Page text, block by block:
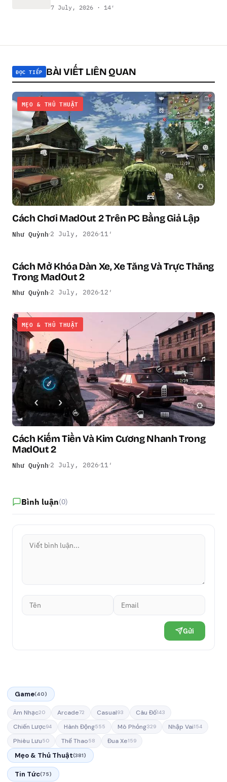
7 July, 2026 · 14′
ĐỌC TIẾP BÀI VIẾT LIÊN QUAN
MẸO & THỦ THUẬT
Cách Chơi MadOut 2 Trên PC Bằng Giả Lập
Như Quỳnh 2 July, 2026 11′
MẸO & THỦ THUẬT
Cách Mở Khóa Dàn Xe, Xe Tăng Và Trực Thăng
Trong MadOut 2
Như Quỳnh 2 July, 2026 12′
MẸO & THỦ THUẬT
Cách Kiếm Tiền Và Kim Cương Nhanh Trong
MadOut 2
Như Quỳnh 2 July, 2026 11′
Bình luận(0)
Gửi
Game(40)
Âm Nhạc20 Arcade72 Casual93 Câu Đố143
Chiến Lược94 Hành Động555 Mô Phỏng329 Nhập Vai154
Phiêu Lưu50 Thể Thao58 Đua Xe159
Mẹo & Thủ Thuật(381)
Tin Tức(75)